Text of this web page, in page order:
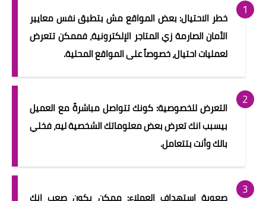
خطر الاحتيال: بعض المواقع مش بتطبق نفس معايير
الأمان الصارمة زي المتاجر الإلكترونية، فممكن تتعرض
لعمليات احتيال، خصوصاً على المواقع المحلية.
التعرض للخصوصية: كونك تتواصل مباشرةً مع العميل
بيسبب انك تعرض بعض معلوماتك الشخصية ليه، فخلي
بالك وأنت بتتعامل.
صعوبة استهداف العملاء: ممكن يكون صعب إنك